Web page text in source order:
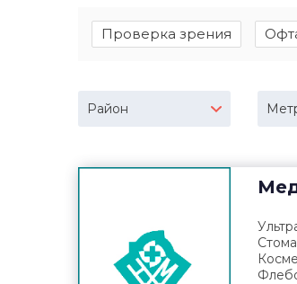
Проверка зрения
Район